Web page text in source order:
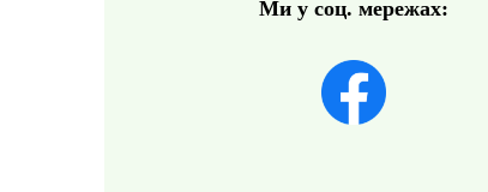
Ми у соц. мережах: